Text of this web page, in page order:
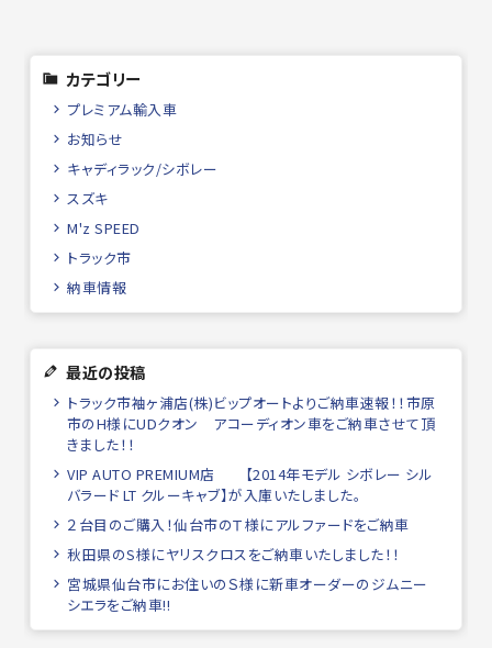
カテゴリー
プレミアム輸入車
お知らせ
キャディラック/シボレー
スズキ
M'z SPEED
トラック市
納車情報
最近の投稿
トラック市袖ヶ浦店(株)ビップオートよりご納車速報！！市原
市のH様にUDクオン アコーディオン車をご納車させて頂
きました！！
VIP AUTO PREMIUM店 【2014年モデル シボレー シル
バラード LT クルーキャブ】が入庫いたしました。
２台目のご購入！仙台市のＴ様にアルファードをご納車
秋田県のS様にヤリスクロスをご納車いたしました！！
宮城県仙台市にお住いのＳ様に新車オーダーのジムニー
シエラをご納車!!